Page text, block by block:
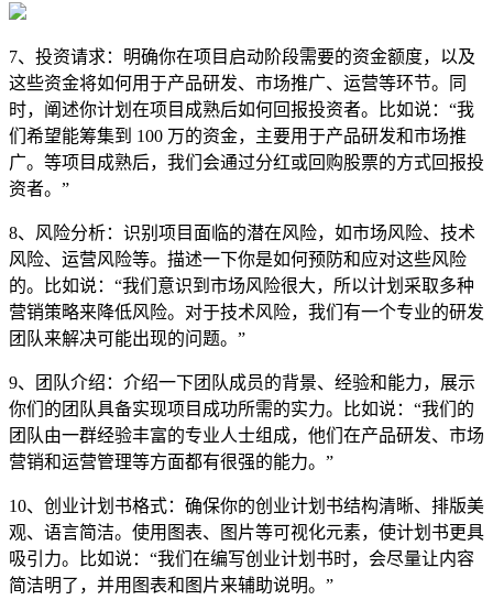
7、投资请求：明确你在项目启动阶段需要的资金额度，以及
这些资金将如何用于产品研发、市场推广、运营等环节。同
时，阐述你计划在项目成熟后如何回报投资者。比如说：“我
们希望能筹集到 100 万的资金，主要用于产品研发和市场推
广。等项目成熟后，我们会通过分红或回购股票的方式回报投
资者。”
8、风险分析：识别项目面临的潜在风险，如市场风险、技术
风险、运营风险等。描述一下你是如何预防和应对这些风险
的。比如说：“我们意识到市场风险很大，所以计划采取多种
营销策略来降低风险。对于技术风险，我们有一个专业的研发
团队来解决可能出现的问题。”
9、团队介绍：介绍一下团队成员的背景、经验和能力，展示
你们的团队具备实现项目成功所需的实力。比如说：“我们的
团队由一群经验丰富的专业人士组成，他们在产品研发、市场
营销和运营管理等方面都有很强的能力。”
10、创业计划书格式：确保你的创业计划书结构清晰、排版美
观、语言简洁。使用图表、图片等可视化元素，使计划书更具
吸引力。比如说：“我们在编写创业计划书时，会尽量让内容
简洁明了，并用图表和图片来辅助说明。”